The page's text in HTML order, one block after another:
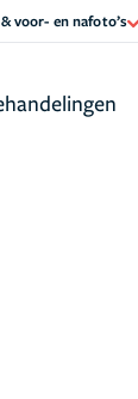
voor- en nafoto’s